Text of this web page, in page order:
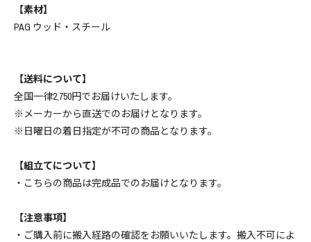
【素材】
PAG ウッド・スチール
【送料について】
全国一律2,750円でお届けいたします。
※メーカーから直送でのお届けとなります。
※日曜日の着日指定が不可の商品となります。
【組立てについて】
・こちらの商品は完成品でのお届けとなります。
【注意事項】
・ご購入前に搬入経路の確認をお願いいたします。搬入不可によ